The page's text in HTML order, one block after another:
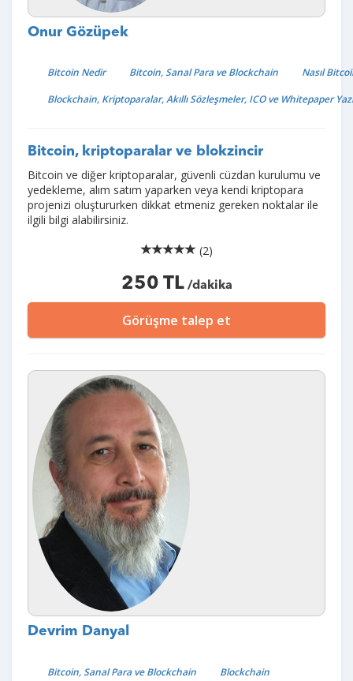
Onur Gözüpek
Bitcoin Nedir Bitcoin, Sanal Para ve Blockchain
Nasıl
Blockchain, Kriptoparalar, Akıllı Sözleşmeler, ICO ve Whitepaper
Bitcoin, kriptoparalar ve blokzincir
Bitcoin ve diğer kriptoparalar, güvenli cüzdan kurulumu ve
yedekleme, alım satım yaparken veya kendi kriptopara
projenizi oluştururken dikkat etmeniz gereken noktalar ile
ilgili bilgi alabilirsiniz.
(2)
250 TL/dakika
Görüşme talep et
Devrim Danyal
Bitcoin, Sanal Para ve Blockchain
Blockchain